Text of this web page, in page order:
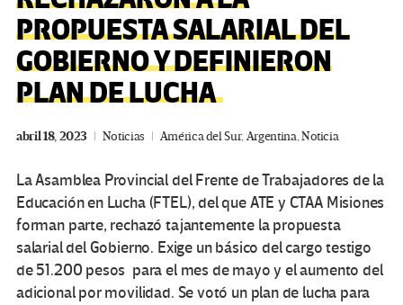
PROPUESTA SALARIAL DEL
GOBIERNO Y DEFINIERON
PLAN DE LUCHA
abril 18, 2023 Noticias América del Sur,Argentina,Noticia
La Asamblea Provincial del Frente de Trabajadores de la
Educación en Lucha (FTEL), del que ATE y CTAA Misiones
forman parte, rechazó tajantemente la propuesta
salarial del Gobierno. Exige un básico del cargo testigo
de 51.200 pesos para el mes de mayo y el aumento del
adicional por movilidad. Se votó un plan de lucha para